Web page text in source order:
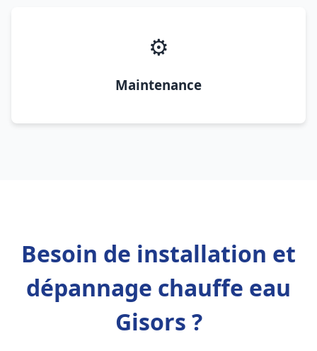
⚙️
Maintenance
Besoin de installation et
dépannage chauffe eau
Gisors ?